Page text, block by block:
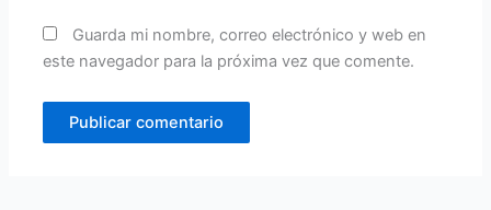
Guarda mi nombre, correo electrónico y web en
este navegador para la próxima vez que comente.